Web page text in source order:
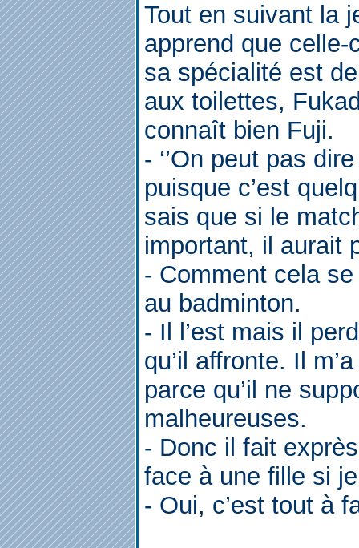
Tout en suivant la
apprend que celle-
sa spécialité est
aux toilettes,
connaît bien Fuji.
- ‘’On peut pas
puisque c’est
sais que si le
important, il aurait
- Comment cela
au badminton.
- Il l’est mais il
qu’il affronte. Il
parce qu’il ne
malheureuses.
- Donc il fait
face à une fille si
- Oui, c’est tout à